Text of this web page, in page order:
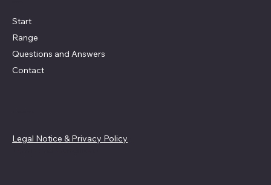
Start
Range
Questions and Answers
Contact
Legal Notice & Privacy Policy